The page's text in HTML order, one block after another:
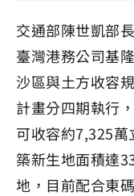
交通部陳世凱部
臺灣港務公司基
沙區與土方收容
計畫分四期執行
可收容約7,325
築新生地面積達
地，目前配合東